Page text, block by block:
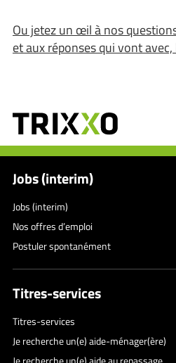
Ou jetez un œil à nos
et aux réponses qui vont
Jobs (interim)
Jobs (interim)
Nos offres d’emploi
Postuler spontanément
Titres-services
Titres-services
Je recherche un(e) aide-ménager(ère)